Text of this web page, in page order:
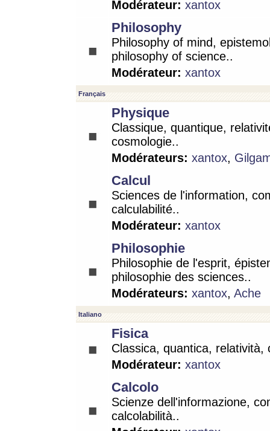
Modérateur: xantox
Philosophy
Philosophy of mind,
philosophy of science..
Modérateur: xantox
Français
Physique
Classique, quantique,
cosmologie..
Modérateurs: xantox,
Calcul
Sciences de l'information,
calculabilité..
Modérateur: xantox
Philosophie
Philosophie de l'esprit,
philosophie des sciences..
Modérateurs: xantox, Ache
Italiano
Fisica
Classica, quantica, relatività,
Modérateur: xantox
Calcolo
Scienze dell'informazione,
calcolabilità..